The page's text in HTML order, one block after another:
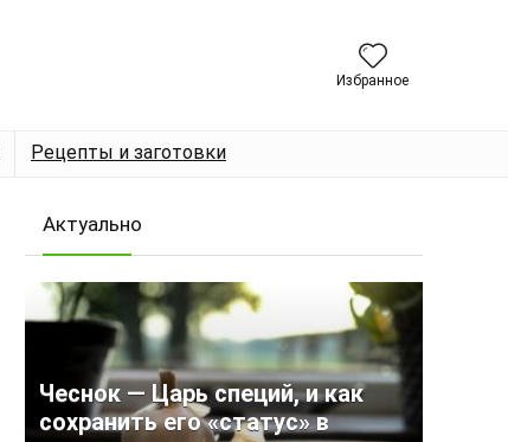
Избранное
Рецепты и заготовки
Актуально
Чеснок — Царь специй, и как
сохранить его «статус» в